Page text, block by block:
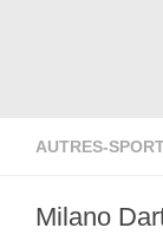
AUTRES-
Milano